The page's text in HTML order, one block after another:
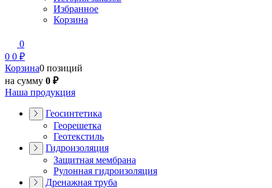
Избранное
Корзина
0
0 0 ₽
Корзина0 позиций
на сумму 0 ₽
Наша продукция
Геосинтетика
Георешетка
Геотекстиль
Гидроизоляция
Защитная мембрана
Рулонная гидроизоляция
Дренажная труба